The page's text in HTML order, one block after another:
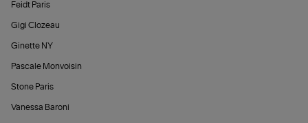
Feidt Paris
Gigi Clozeau
Ginette NY
Pascale Monvoisin
Stone Paris
Vanessa Baroni